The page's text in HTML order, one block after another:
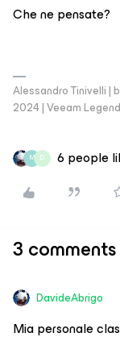
Che ne pensate?
Alessandro Tinivelli |
2024 | Veeam
M D 6 people
3 comments
DavideAbrigo
Mia personale